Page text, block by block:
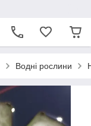
Водні рослини